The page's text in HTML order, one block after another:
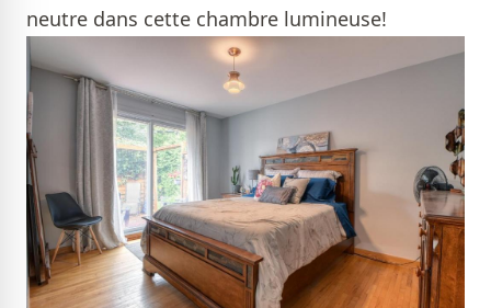
neutre dans cette chambre lumineuse!